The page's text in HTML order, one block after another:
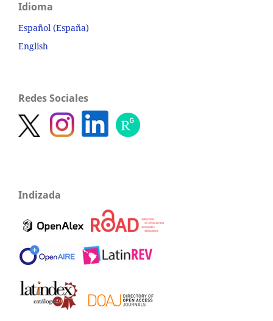
Idioma
Español (España)
English
Redes Sociales
Indizada